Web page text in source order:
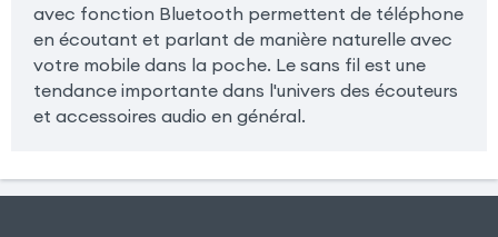
avec fonction Bluetooth permettent de téléphone
en écoutant et parlant de manière naturelle avec
votre mobile dans la poche. Le sans fil est une
tendance importante dans l'univers des écouteurs
et accessoires audio en général.